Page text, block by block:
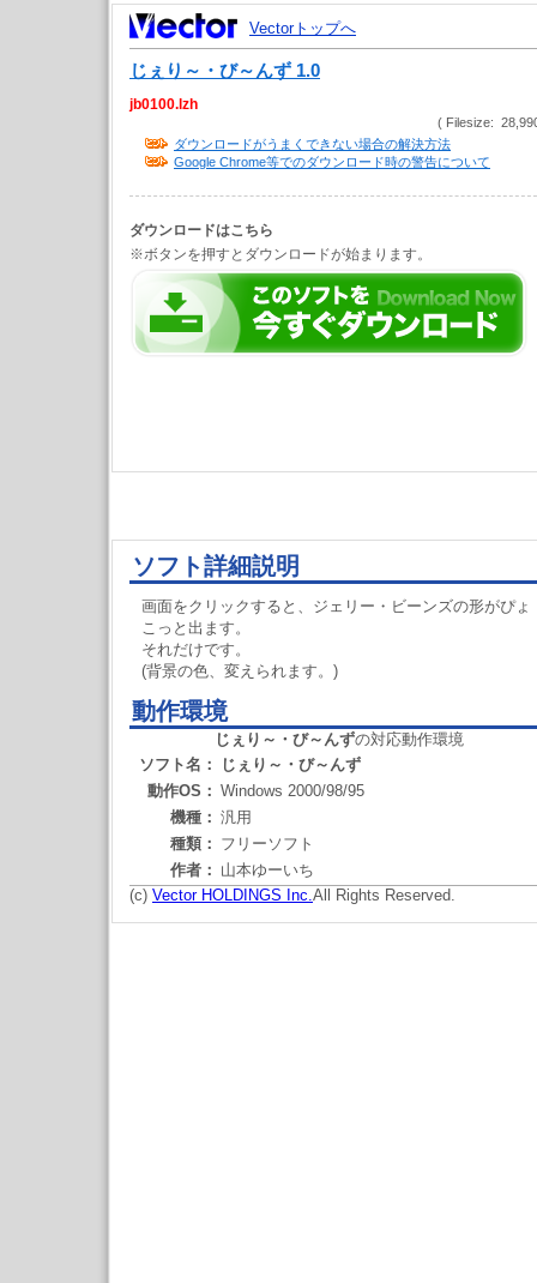
Vectorトップへ
じぇり～・び～んず 1.0
jb0100.lzh
( Filesize:
ダウンロードがうまくできない場合の解決方法
Google Chrome等でのダウンロード時の警告について
ダウンロードはこちら
※ボタンを押すとダウンロードが始まります。
ソフト詳細説明
画面をクリックすると、ジェリー・ビーンズの形がぴょ
こっと出ます。
それだけです。
(背景の色、変えられます。)
動作環境
じぇり～・び～んずの対応動作環境
ソフト名：
じぇり～・び～んず
動作OS： Windows 2000/98/95
機種： 汎用
種類： フリーソフト
作者： 山本ゆーいち
(c) Vector HOLDINGS Inc.All Rights Reserved.